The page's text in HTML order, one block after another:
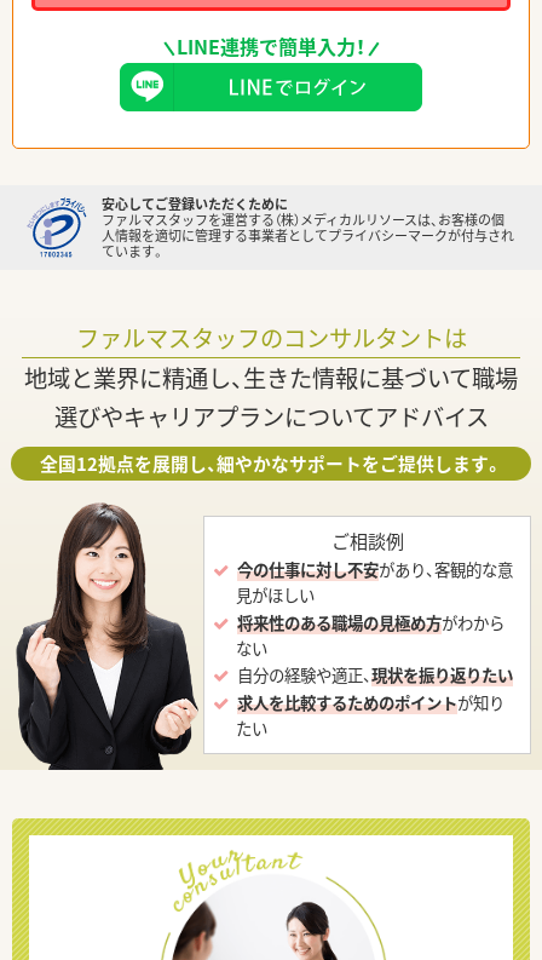
LINE連携で簡単入力！
安心してご登録いただくために
ファルマスタッフを運営する（株）メディカルリソースは、お客様の個
人情報を適切に管理する事業者としてプライバシーマークが付与され
ています。
ファルマスタッフのコンサルタントは
地域と業界に精通し、生きた情報に基づいて職場
選びやキャリアプランについてアドバイス
全国12拠点を展開し、細やかなサポートをご提供します。
ご相談例
今の仕事に対し不安があり、客観的な意
見がほしい
将来性のある職場の見極め方がわから
ない
自分の経験や適正、現状を振り返りたい
求人を比較するためのポイントが知り
たい